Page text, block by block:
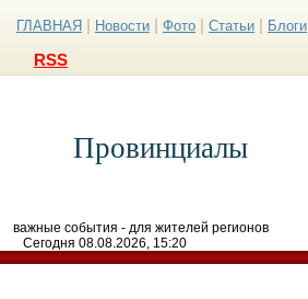
ГЛАВНАЯ Новости Фото Статьи Блоги
RSS
Провинциалы
важные события - для жителей регионов
Сегодня 08.08.2026, 15:20